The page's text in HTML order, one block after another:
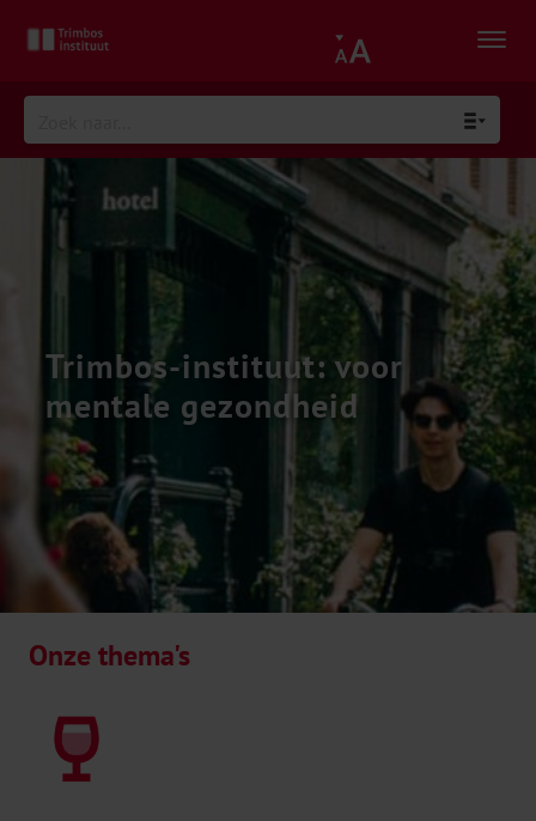
Trimbos-instituut: voor
mentale gezondheid
Onze thema's